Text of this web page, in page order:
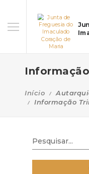
Início
Informação